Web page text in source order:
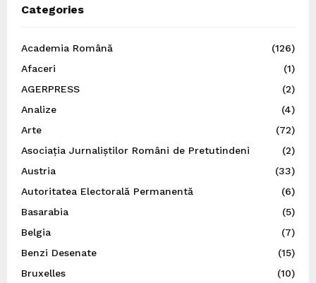
Categories
Academia Română
(126)
Afaceri
(1)
AGERPRESS
(2)
Analize
(4)
Arte
(72)
Asociația Jurnaliștilor Români de Pretutindeni
(2)
Austria
(33)
Autoritatea Electorală Permanentă
(6)
Basarabia
(5)
Belgia
(7)
Benzi Desenate
(15)
Bruxelles
(10)